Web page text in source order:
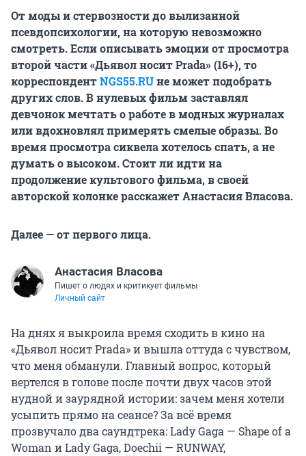
От моды и стервозности до вылизанной
псевдопсихологии, на которую невозможно
смотреть. Если описывать эмоции от просмотра
второй части «Дьявол носит Prada» (16+), то
корреспондентNGS55.RUне может подобрать
других слов. В нулевых фильм заставлял
девчонок мечтать о работе в модных журналах
или вдохновлял примерять смелые образы. Во
время просмотра сиквела хотелось спать, а не
думать о высоком. Стоит ли идти на
продолжение культового фильма, в своей
авторской колонке расскажет Анастасия Власова.
Далее — от первого лица.
Анастасия Власова
Пишет о людях и критикует фильмы
Личный сайт
На днях я выкроила время сходить в кино на
«Дьявол носит Prada» и вышла оттуда с чувством,
что меня обманули. Главный вопрос, который
вертелся в голове после почти двух часов этой
нудной и заурядной истории: зачем меня хотели
усыпить прямо на сеансе? За всё время
прозвучало два саундтрека: Lady Gaga — Shape of a
Woman и Lady Gaga, Doechii — RUNWAY,